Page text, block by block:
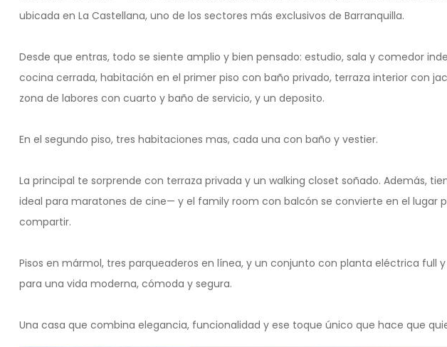
ubicada en La Castellana, uno de los sectores más exclusivos de Barranquilla.
Desde que entras, todo se siente amplio y bien pensado: estudio, sala y comedor
cocina cerrada, habitación en el primer piso con baño privado, terraza interior con
zona de labores con cuarto y baño de servicio, y un deposito.
En el segundo piso, tres habitaciones mas, cada una con baño y vestier.
La principal te sorprende con terraza privada y un walking closet soñado. Además,
ideal para maratones de cine— y el family room con balcón se convierte en el lugar
compartir.
Pisos en mármol, tres parqueaderos en línea, y un conjunto con planta eléctrica full
para una vida moderna, cómoda y segura.
Una casa que combina elegancia, funcionalidad y ese toque único que hace que